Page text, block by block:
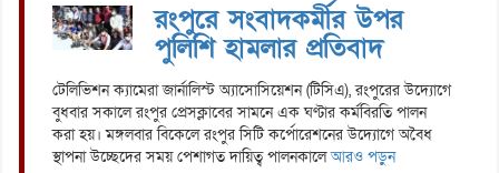
রংপুরে সংবাদকর্মীর উপর
পুলিশি হামলার প্রতিবাদ
টেলিভিশন ক্যামেরা জার্নালিস্ট অ্যাসোসিয়েশন (টিসিএ), রংপুরের উদ্যোগে
বুধবার সকালে রংপুর প্রেসক্লাবের সামনে এক ঘণ্টার কর্মবিরতি পালন
করা হয়। মঙ্গলবার বিকেলে রংপুর সিটি কর্পোরেশনের উদ্যোগে অবৈধ
স্থাপনা উচ্ছেদের সময় পেশাগত দায়িত্ব পালনকালেআরও পড়ুন